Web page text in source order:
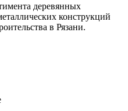
деревянных
конструкций
в Рязани.